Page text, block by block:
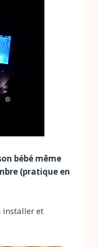
bébé même
(pratique en
installer et